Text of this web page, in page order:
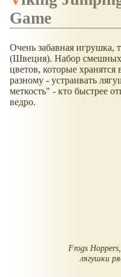
Game
Очень забавная игрушка,
(Швеция). Набор смешных
цветов, которые
разному - устраивать
меткость" - кто быстрее
ведро.
Frogs
лягушки